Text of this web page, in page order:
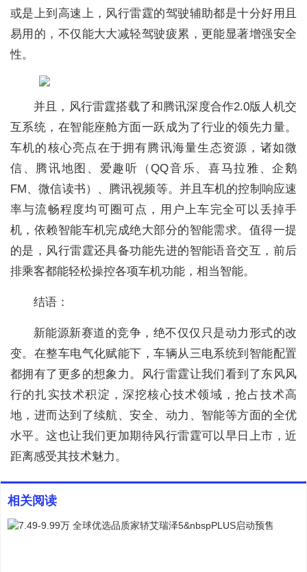
或是上到高速上，风行雷霆的驾驶辅助都是十分好用且
易用的，不仅能大大减轻驾驶疲累，更能显著增强安全
性。
并且，风行雷霆搭载了和腾讯深度合作2.0版人机交
互系统，在智能座舱方面一跃成为了行业的领先力量。
车机的核心亮点在于拥有腾讯海量生态资源，诸如微
信、腾讯地图、爱趣听（QQ音乐、喜马拉雅、企鹅
FM、微信读书）、腾讯视频等。并且车机的控制响应速
率与流畅程度均可圈可点，用户上车完全可以丢掉手
机，依赖智能车机完成绝大部分的智能需求。值得一提
的是，风行雷霆还具备功能先进的智能语音交互，前后
排乘客都能轻松操控各项车机功能，相当智能。
结语：
新能源新赛道的竞争，绝不仅仅只是动力形式的改
变。在整车电气化赋能下，车辆从三电系统到智能配置
都拥有了更多的想象力。风行雷霆让我们看到了东风风
行的扎实技术积淀，深挖核心技术领域，抢占技术高
地，进而达到了续航、安全、动力、智能等方面的全优
水平。这也让我们更加期待风行雷霆可以早日上市，近
距离感受其技术魅力。
相关阅读